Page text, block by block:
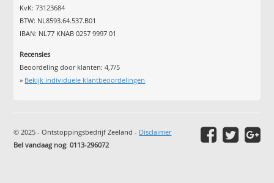
KvK: 73123684
BTW: NL8593.64.537.B01
IBAN: NL77 KNAB 0257 9997 01
Recensies
Beoordeling door klanten:4,7/5
» Bekijk individuele klantbeoordelingen
© 2025 - Ontstoppingsbedrijf Zeeland - Disclaimer
Bel vandaag nog:0113-296072